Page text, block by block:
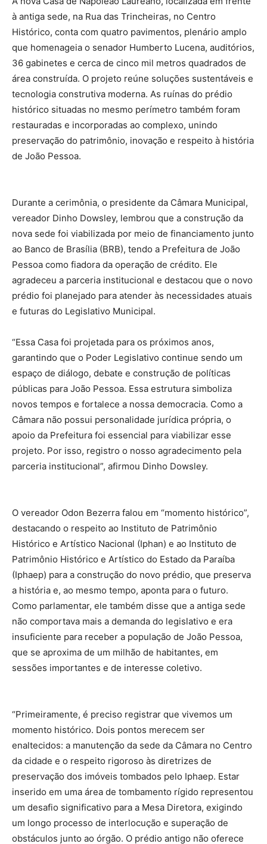
à antiga sede, na Rua das Trincheiras, no Centro
Histórico, conta com quatro pavimentos, plenário amplo
que homenageia o senador Humberto Lucena, auditórios,
36 gabinetes e cerca de cinco mil metros quadrados de
área construída. O projeto reúne soluções sustentáveis e
tecnologia construtiva moderna. As ruínas do prédio
histórico situadas no mesmo perímetro também foram
restauradas e incorporadas ao complexo, unindo
preservação do patrimônio, inovação e respeito à história
de João Pessoa.
Durante a cerimônia, o presidente da Câmara Municipal,
vereador Dinho Dowsley, lembrou que a construção da
nova sede foi viabilizada por meio de financiamento junto
ao Banco de Brasília (BRB), tendo a Prefeitura de João
Pessoa como fiadora da operação de crédito. Ele
agradeceu a parceria institucional e destacou que o novo
prédio foi planejado para atender às necessidades atuais
e futuras do Legislativo Municipal.
“Essa Casa foi projetada para os próximos anos,
garantindo que o Poder Legislativo continue sendo um
espaço de diálogo, debate e construção de políticas
públicas para João Pessoa. Essa estrutura simboliza
novos tempos e fortalece a nossa democracia. Como a
Câmara não possui personalidade jurídica própria, o
apoio da Prefeitura foi essencial para viabilizar esse
projeto. Por isso, registro o nosso agradecimento pela
parceria institucional”, afirmou Dinho Dowsley.
O vereador Odon Bezerra falou em “momento histórico”,
destacando o respeito ao Instituto de Patrimônio
Histórico e Artístico Nacional (Iphan) e ao Instituto de
Patrimônio Histórico e Artístico do Estado da Paraíba
(Iphaep) para a construção do novo prédio, que preserva
a história e, ao mesmo tempo, aponta para o futuro.
Como parlamentar, ele também disse que a antiga sede
não comportava mais a demanda do legislativo e era
insuficiente para receber a população de João Pessoa,
que se aproxima de um milhão de habitantes, em
sessões importantes e de interesse coletivo.
“Primeiramente, é preciso registrar que vivemos um
momento histórico. Dois pontos merecem ser
enaltecidos: a manutenção da sede da Câmara no Centro
da cidade e o respeito rigoroso às diretrizes de
preservação dos imóveis tombados pelo Iphaep. Estar
inserido em uma área de tombamento rígido representou
um desafio significativo para a Mesa Diretora, exigindo
um longo processo de interlocução e superação de
obstáculos junto ao órgão. O prédio antigo não oferece